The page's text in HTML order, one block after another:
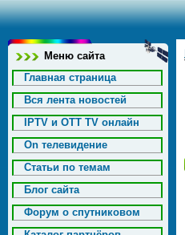
Меню сайта
Главная страница
Вся лента новостей
IPTV и OTT TV онлайн
On телевидение
Статьи по темам
Блог сайта
Форум о спутниковом